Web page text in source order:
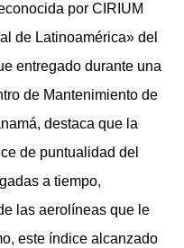
por CIRIUM
de Latinoamérica» del
entregado durante una
de Mantenimiento de
destaca que la
de puntualidad del
a tiempo,
las aerolíneas que le
este índice alcanzado